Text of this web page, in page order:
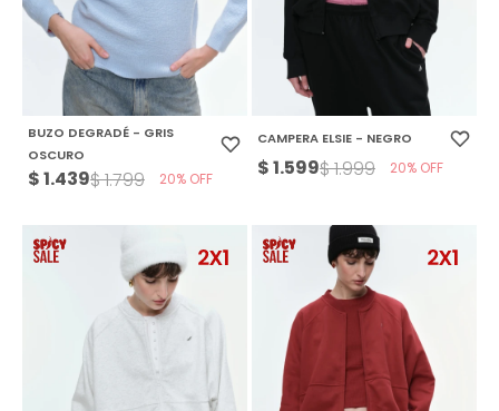
BUZO DEGRADÉ - GRIS
OSCURO
$1.439$1.799 20
CAMPERA ELSIE - NEGRO
$1.599$1.999 20